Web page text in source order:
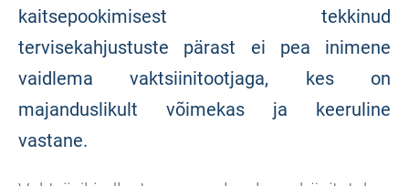
kaitsepookimisest tekkinud
tervisekahjustuste pärast ei pea inimene
vaidlema vaktsiinitootjaga, kes on
majanduslikult võimekas ja keeruline
vastane.